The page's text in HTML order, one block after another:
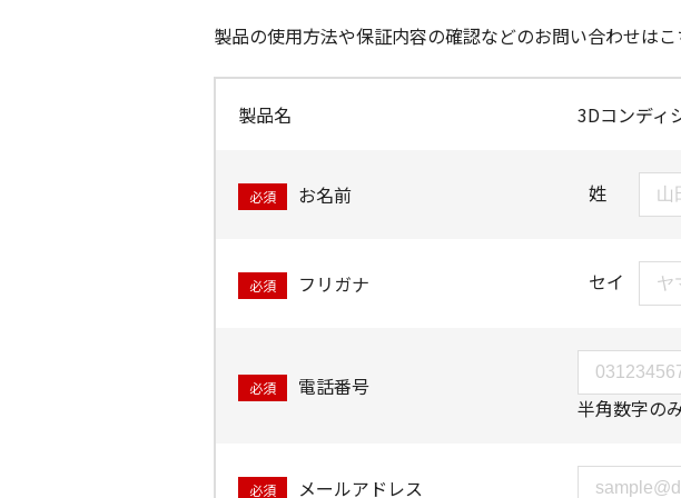
製品の使用方法や保証内容の確認などのお問い合わせは
製品名 3Dコンディ
必須 お名前 姓
必須 フリガナ セイ
必須
電話番号
半角数字の
必須 メールアドレス